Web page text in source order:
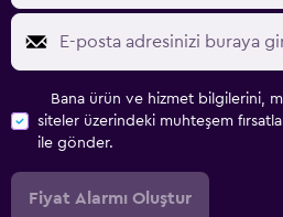
Bana ürün ve hizmet bilgilerini,
siteler üzerindeki muhteşem
ile gönder.
Fiyat Alarmı Oluştur